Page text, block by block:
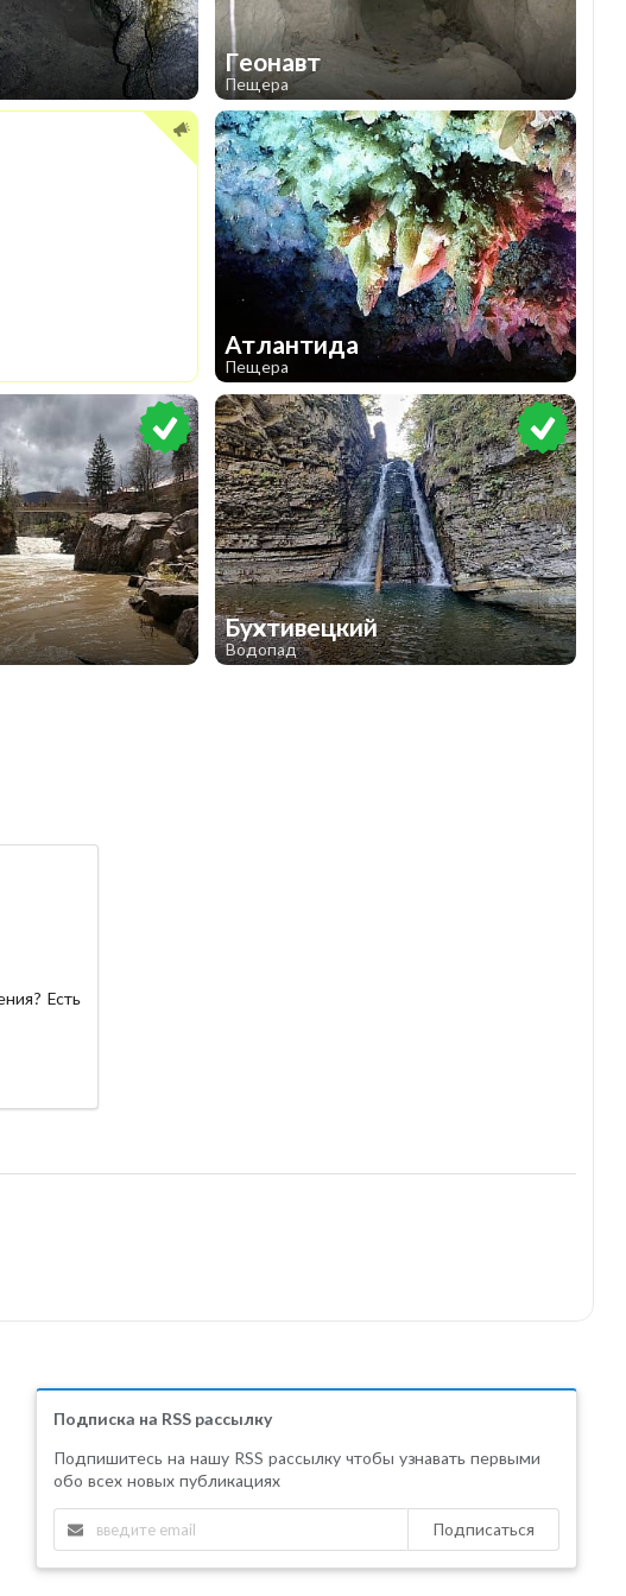
уже в ближайшие выходные!
Геонавт
Пещера
2
Атлантида
Пещера
1
Бухтивецкий
Водопад
Есть
Подписка на RSS рассылку
Подпишитесь на нашу RSS рассылку чтобы узнавать первыми
обо всех новых публикациях
Подписаться